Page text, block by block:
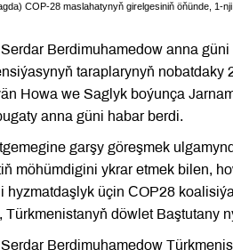
COP-28 maslahatynyň girelgesiniň öňünde, 1-
Berdimuhamedow anna
taraplarynyň nobatdaky
Howa we Saglyk boýunça
anna güni habar berdi.
garşy göreşmek
möhümdigini ykrar etmek bilen,
hyzmatdaşlyk üçin СOP28
Türkmenistanyň döwlet Baştutany
Berdimuhamedow